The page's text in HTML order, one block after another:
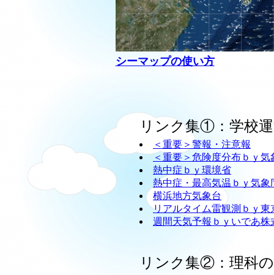
シーマップの使い方
リンク集①：学校
＜重要＞警報・注意報
＜重要＞危険度分布ｂｙ気
熱中症ｂｙ環境省
熱中症・最高気温ｂｙ気象
横浜地方気象台
リアルタイム雷観測ｂｙ東
週間天気予報ｂｙいであ株
リンク集②：理科